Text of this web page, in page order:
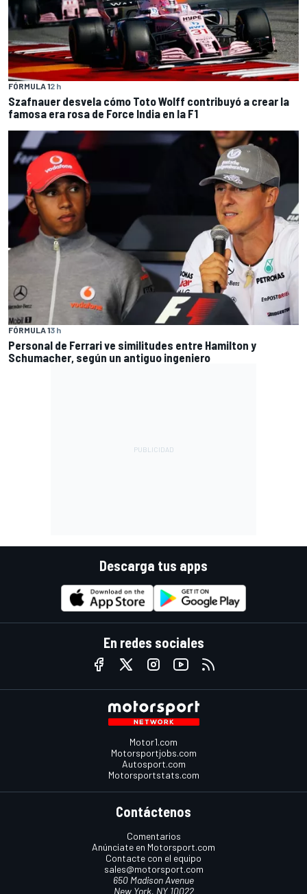
FÓRMULA 12 h
Szafnauer desvela cómo Toto Wolff contribuyó a crear la
famosa era rosa de Force India en la F1
FÓRMULA 13 h
Personal de Ferrari ve similitudes entre Hamilton y
Schumacher, según un antiguo ingeniero
Descarga tus apps
En redes sociales
Motor1.com
Motorsportjobs.com
Autosport.com
Motorsportstats.com
Contáctenos
Comentarios
Anúnciate en Motorsport.com
Contacte con el equipo
sales@motorsport.com
650 Madison Avenue
New York, NY 10022